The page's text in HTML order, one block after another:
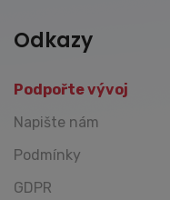
Odkazy
Podpořte vývoj
Napište nám
Podmínky
GDPR